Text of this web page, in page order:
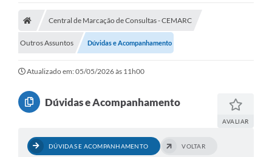
Central de Marcação de Consultas - CEMARC
Outros Assuntos Dúvidas e Acompanhamento
Atualizado em: 05/05/2026 às 11h00
Dúvidas e Acompanhamento
AVALIAR
DÚVIDAS E ACOMPANHAMENTO VOLTAR